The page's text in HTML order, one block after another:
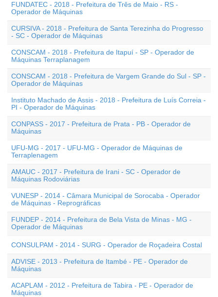
FUNDATEC - 2018 - Prefeitura de Três de Maio - RS -
Operador de Máquinas
CURSIVA - 2018 - Prefeitura de Santa Terezinha do Progresso
- SC - Operador de Máquinas
CONSCAM - 2018 - Prefeitura de Itapuí - SP - Operador de
Máquinas Terraplanagem
CONSCAM - 2018 - Prefeitura de Vargem Grande do Sul - SP -
Operador de Máquinas
Instituto Machado de Assis - 2018 - Prefeitura de Luís Correia -
PI - Operador de Máquinas
CONPASS - 2017 - Prefeitura de Prata - PB - Operador de
Máquinas
UFU-MG - 2017 - UFU-MG - Operador de Máquinas de
Terraplenagem
AMAUC - 2017 - Prefeitura de Irani - SC - Operador de
Máquinas Rodoviárias
VUNESP - 2014 - Câmara Municipal de Sorocaba - Operador
de Máquinas - Reprográficas
FUNDEP - 2014 - Prefeitura de Bela Vista de Minas - MG -
Operador de Máquinas
CONSULPAM - 2014 - SURG - Operador de Roçadeira Costal
ADVISE - 2013 - Prefeitura de Itambé - PE - Operador de
Máquinas
ACAPLAM - 2012 - Prefeitura de Tabira - PE - Operador de
Máquinas